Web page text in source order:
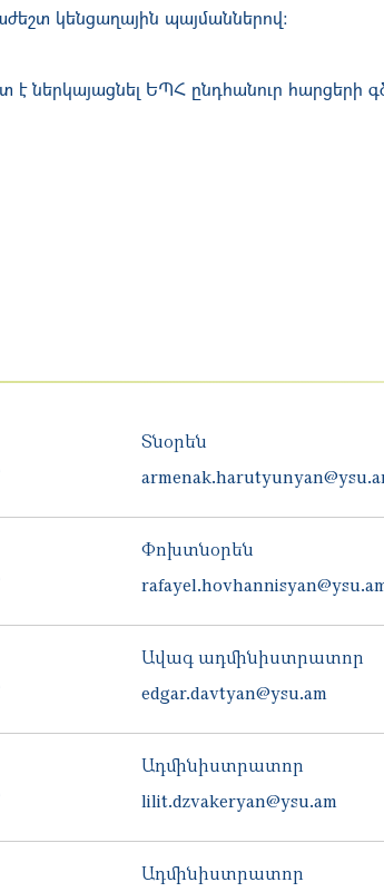
կենցաղային պայմաններով:
է ներկայացնել ԵՊՀ ընդհանուր հարցերի
Տնօրեն
Փոխտնօրեն
Ավագ ադմինիստրատոր
edgar.davtyan@ysu.am
Ադմինիստրատոր
lilit.dzvakeryan@ysu.am
Ադմինիստրատոր